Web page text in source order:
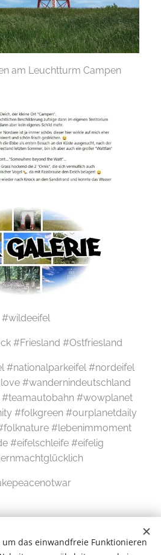
am Leuchtturm Campen
#wildeeifel
#Friesland #Ostfriesland
#nationalparkeifel #nordeifel
#wandernindeutschland
#wowplanet
#folkgreen #ourplanetdaily
#lebenimmoment
#eifelschleife #eifelig
um das einwandfreie Funktionieren